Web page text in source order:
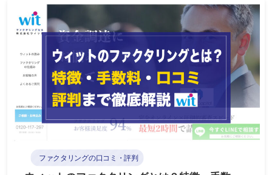
ファクタリングの口コミ・評判